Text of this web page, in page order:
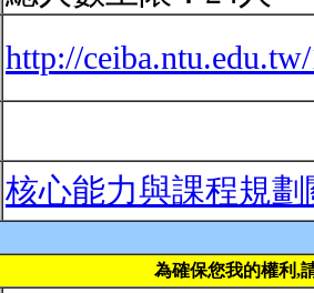
http://
核心能力與課程規
為確保您我的權利,